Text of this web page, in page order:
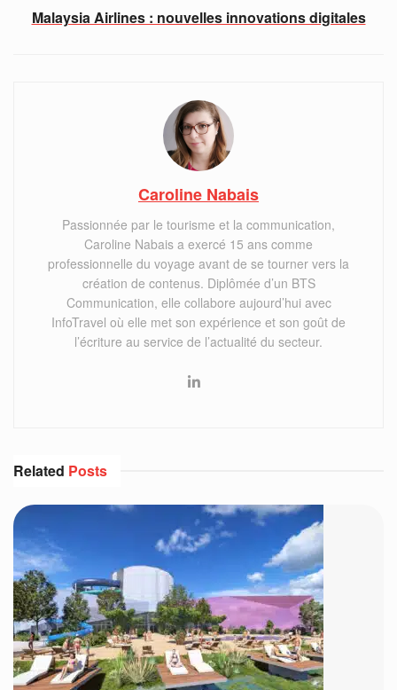
Malaysia Airlines : nouvelles innovations digitales
Caroline Nabais
Passionnée par le tourisme et la communication,
Caroline Nabais a exercé 15 ans comme
professionnelle du voyage avant de se tourner vers la
création de contenus. Diplômée d’un BTS
Communication, elle collabore aujourd’hui avec
InfoTravel où elle met son expérience et son goût de
l’écriture au service de l’actualité du secteur.
Related Posts